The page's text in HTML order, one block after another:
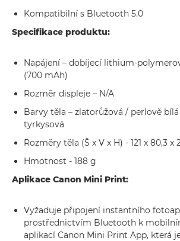
Kompatibilní s Bluetooth 5.0
Specifikace produktu:
Napájení – dobíjecí lithium-
(700 mAh)
Rozměr displeje – N/A
Barvy těla – zlatorůžová / perlově
tyrkysová
Rozměry těla (Š x V x H) - 121 x 80,3 x
Hmotnost - 188 g
Aplikace Canon Mini Print:
Vyžaduje připojení instantního
prostřednictvím Bluetooth k
aplikací Canon Mini Print App, která